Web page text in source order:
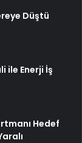
Düştü
ile Enerji İş
Hedef